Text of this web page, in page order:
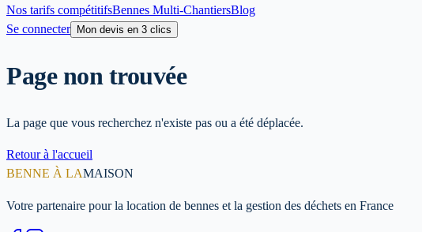
Nos tarifs compétitifsBennes Multi-ChantiersBlog
Se connecter
Mon devis en 3 clics
Page non trouvée
La page que vous recherchez n'existe pas ou a été déplacée.
Retour à l'accueil
BENNE À LAMAISON
Votre partenaire pour la location de bennes et la gestion des déchets en France